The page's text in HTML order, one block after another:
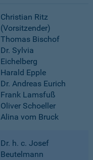
Christian Ritz
(Vorsitzender)
Thomas Bischof
Dr. Sylvia
Eichelberg
Harald Epple
Dr. Andreas Eurich
Frank Lamsfuß
Oliver Schoeller
Alina vom Bruck
Dr. h. c. Josef
Beutelmann